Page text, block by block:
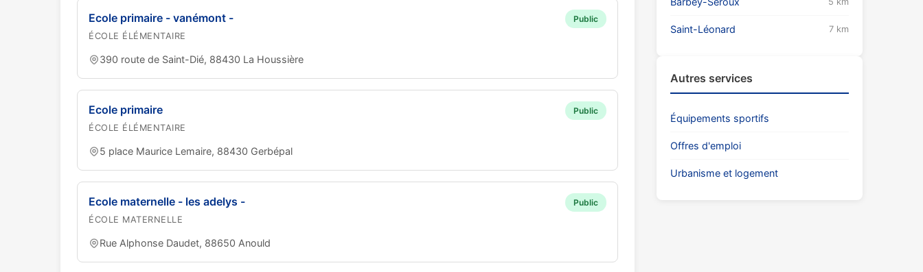
Ecole primaire - vanémont -
ÉCOLE ÉLÉMENTAIRE
Public
390 route de Saint-Dié, 88430 La Houssière
Ecole primaire
ÉCOLE ÉLÉMENTAIRE
Public
5 place Maurice Lemaire, 88430 Gerbépal
Ecole maternelle - les adelys -
ÉCOLE MATERNELLE
Public
Rue Alphonse Daudet, 88650 Anould
Saint-Léonard 7 km
Autres services
Équipements sportifs
Offres d'emploi
Urbanisme et logement